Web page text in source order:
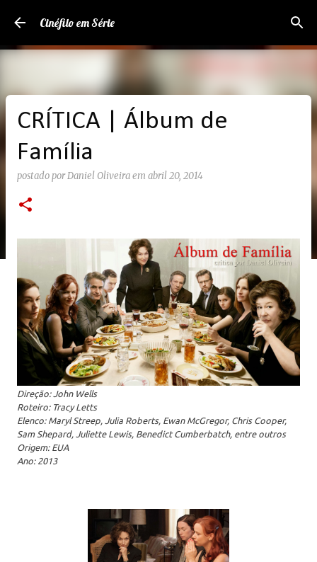
Pular para o conteúdo principal
Cinéfilo em Série
CRÍTICA | Álbum de
Família
postado porDaniel Oliveiraem abril 20, 2014
Direção: John Wells
Roteiro: Tracy Letts
Elenco: Maryl Streep, Julia Roberts, Ewan McGregor, Chris Cooper,
Sam Shepard, Juliette Lewis, Benedict Cumberbatch, entre outros
Origem: EUA
Ano: 2013